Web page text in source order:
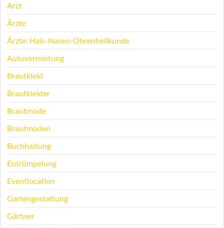
Arzt
Ärzte
Ärzte: Hals-Nasen-Ohrenheilkunde
Autovermietung
Brautkleid
Brautkleider
Brautmode
Brautmoden
Buchhaltung
Entrümpelung
Eventlocation
Gartengestaltung
Gärtner